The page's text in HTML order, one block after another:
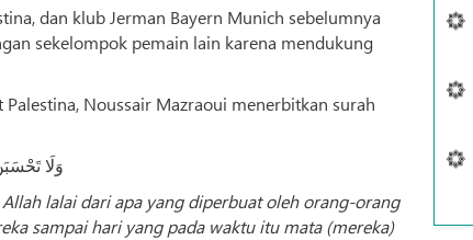
dan klub Jerman Bayern Munich sebelumnya
sekelompok pemain lain karena mendukung
Noussair Mazraoui menerbitkan surah
وَلَا
lalai dari apa yang diperbuat oleh orang-orang
sampai hari yang pada waktu itu mata (mereka)